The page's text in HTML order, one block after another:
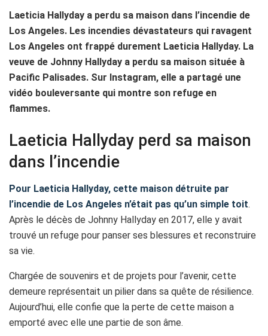
Laeticia Hallyday a perdu sa maison dans l’incendie de
Los Angeles. Les incendies dévastateurs qui ravagent
Los Angeles ont frappé durement Laeticia Hallyday. La
veuve de Johnny Hallyday a perdu sa maison située à
Pacific Palisades. Sur Instagram, elle a partagé une
vidéo bouleversante qui montre son refuge en
flammes.
Laeticia Hallyday perd sa maison
dans l’incendie
Pour Laeticia Hallyday, cette maison détruite par
l’incendie de Los Angeles n’était pas qu’un simple toit.
Après le décès de Johnny Hallyday en 2017, elle y avait
trouvé un refuge pour panser ses blessures et reconstruire
sa vie.
Chargée de souvenirs et de projets pour l’avenir, cette
demeure représentait un pilier dans sa quête de résilience.
Aujourd’hui, elle confie que la perte de cette maison a
emporté avec elle une partie de son âme.